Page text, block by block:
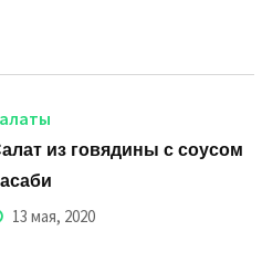
из говядины с соусом
13 мая, 2020